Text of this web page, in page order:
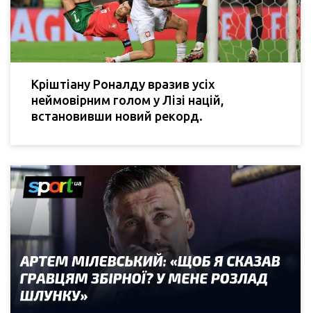
Кріштіану Роналду вразив усіх
неймовірним голом у Лізі націй,
встановивши новий рекорд.